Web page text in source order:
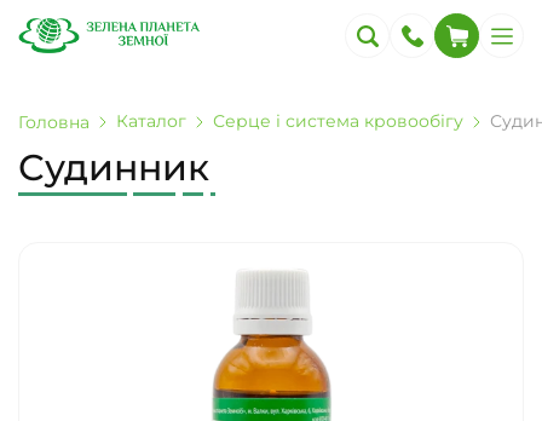
Головна Каталог Серце і система кровообігу
Судинник